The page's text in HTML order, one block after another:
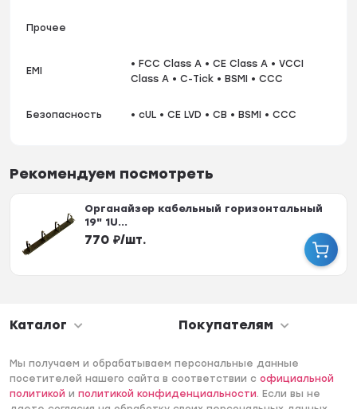
Прочее
EMI
• FCC Class A • CE Class A • VCCI
Class A • C-Tick • BSMI • CCC
Безопасность • cUL • CE LVD • CB • BSMI • CCC
Рекомендуем посмотреть
Органайзер кабельный горизонтальный
19" 1U...
770 ₽/шт.
Каталог Покупателям
Мы получаем и обрабатываем персональные данные
посетителей нашего сайта в соответствии софициальной
политикой иполитикой конфиденциальности. Если вы не